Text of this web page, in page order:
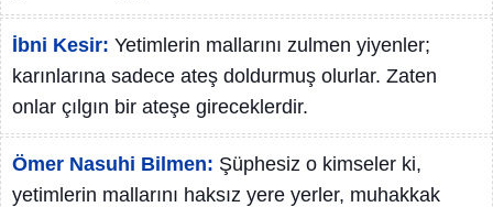
İbni Kesir: Yetimlerin mallarını zulmen yiyenler;
karınlarına sadece ateş doldurmuş olurlar. Zaten
onlar çılgın bir ateşe gireceklerdir.
Ömer Nasuhi Bilmen: Şüphesiz o kimseler ki,
yetimlerin mallarını haksız yere yerler, muhakkak